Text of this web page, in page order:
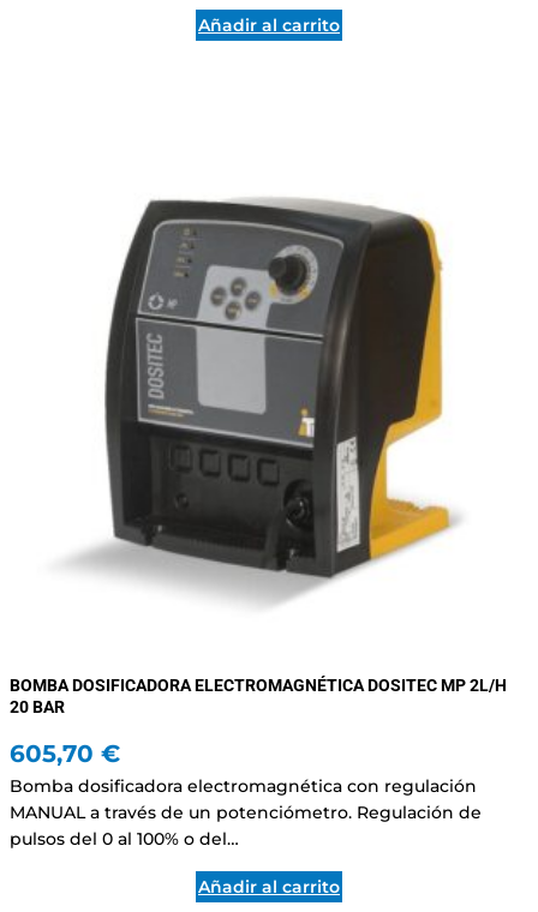
Añadir al carrito
BOMBA DOSIFICADORA ELECTROMAGNÉTICA DOSITEC MP 2L/H
20 BAR
605,70 €
Bomba dosificadora electromagnética con regulación
MANUAL a través de un potenciómetro. Regulación de
pulsos del 0 al 100% o del…
Añadir al carrito